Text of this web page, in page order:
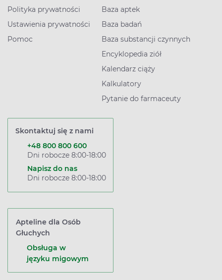
Polityka prywatności
Ustawienia prywatności
Pomoc
Baza aptek
Baza badań
Baza substancji czynnych
Encyklopedia ziół
Kalendarz ciąży
Kalkulatory
Pytanie do farmaceuty
Skontaktuj się z nami
+48 800 800 600
Dni robocze 8:00-18:00
Napisz do nas
Dni robocze 8:00-18:00
Apteline dla Osób
Głuchych
Obsługa w
języku migowym